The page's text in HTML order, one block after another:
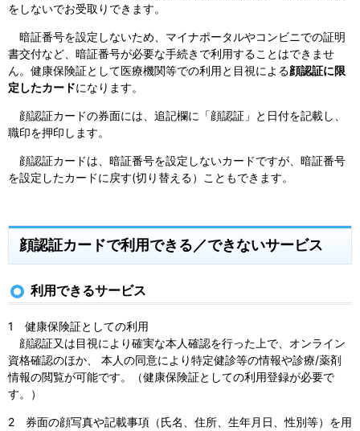
をしないでお受取りできます。
暗証番号を設定しないため、マイナポータルやコンビニでの証明
書交付など、暗証番号が必要な手続きで利用することはできませ
ん。健康保険証として医療機関等での利用と目視による顔認証に限
定したカードになります。
顔認証カードの券面には、追記欄に「顔認証」と日付を記載し、
職印を押印します。
顔認証カードは、暗証番号を設定しないカードですが、暗証番号
を設定したカードに戻す(切り替える）こともできます。
顔認証カードで利用できる／できないサービス
利用できるサービス
1 健康保険証としての利用
顔認証又は目視により確実な本人確認を行った上で、オンライン
資格確認のほか、 本人の同意により特定健診等の情報や診療/薬剤
情報の閲覧が可能です。（健康保険証としての利用登録が必要で
す。）
2 券面の顔写真や記載事項（氏名、住所、生年月日、性別等）を用